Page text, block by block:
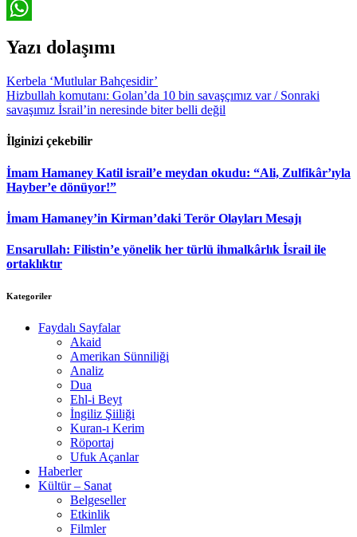
Telegram
Yazı dolaşımı
Kerbela ‘Mutlular Bahçesidir’
Hizbullah komutanı: Golan’da 10 bin savaşçımız var / Sonraki
savaşımız İsrail’in neresinde biter belli değil
İlginizi çekebilir
İmam Hamaney Katil israil’e meydan okudu: “Ali, Zulfikâr’ıyla
Hayber’e dönüyor!”
İmam Hamaney’in Kirman’daki Terör Olayları Mesajı
Ensarullah: Filistin’e yönelik her türlü ihmalkârlık İsrail ile
ortaklıktır
Kategoriler
Faydalı Sayfalar
Akaid
Amerikan Sünniliği
Analiz
Dua
Ehl-i Beyt
İngiliz Şiiliği
Kuran-ı Kerim
Röportaj
Ufuk Açanlar
Haberler
Kültür – Sanat
Belgeseller
Etkinlik
Filmler